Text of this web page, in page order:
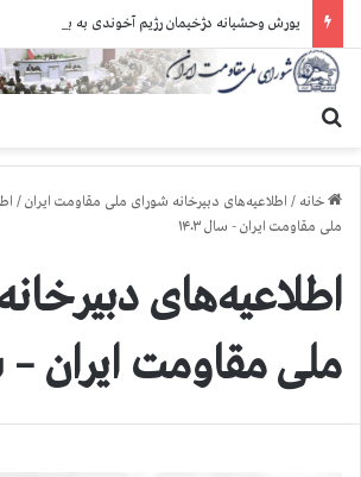
خانه / اطلاعیه‌های دبیرخانه شورای ملی مقاومت ایران/
ملی مقاومت ایران - سال ۱۴۰۳
اطلاعیه‌های
ملی مقاومت ایران –